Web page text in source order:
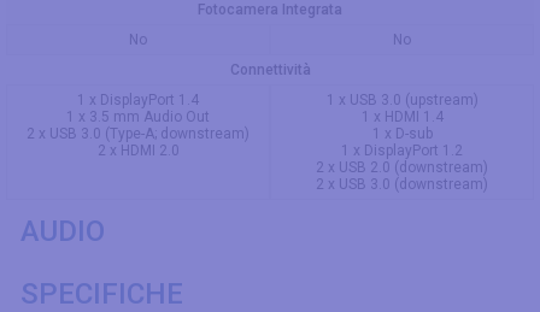
Fotocamera Integrata
No
No
Connettività
1 x DisplayPort 1.4
1 x 3.5 mm Audio Out
2 x USB 3.0 (Type-A; downstream)
2 x HDMI 2.0
1 x USB 3.0 (upstream)
1 x HDMI 1.4
1 x D-sub
1 x DisplayPort 1.2
2 x USB 2.0 (downstream)
2 x USB 3.0 (downstream)
AUDIO
SPECIFICHE